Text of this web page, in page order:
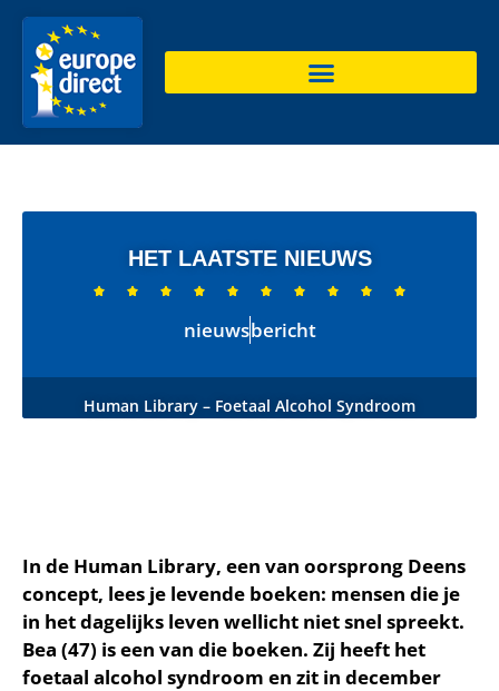
HET LAATSTE NIEUWS
         
nieuwsbericht
Human Library – Foetaal Alcohol Syndroom
In de Human Library, een van oorsprong Deens
concept, lees je levende boeken: mensen die je
in het dagelijks leven wellicht niet snel spreekt.
Bea (47) is een van die boeken. Zij heeft het
foetaal alcohol syndroom en zit in december